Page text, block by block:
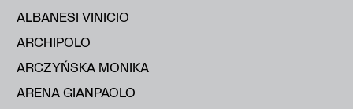
ALBANESI VINICIO
ARCHIPOLO
ARCZYŃSKA MONIKA
ARENA GIANPAOLO